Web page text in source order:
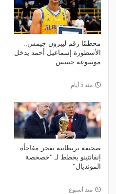
محطمًا رقم ليبرون جيمس..
الأسطورة إسماعيل أحمد يدخل
موسوعة جينيس
منذ 5 أيام
صحيفة بريطانية تفجر مفاجأة:
إنفانتينو يخطط لـ "خصخصة
المونديال"
منذ أسبوع